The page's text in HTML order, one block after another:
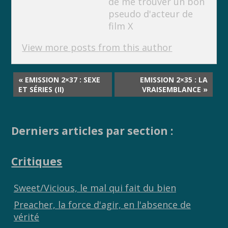
pseudo d'acteur de
film X
View more posts from this author
« EMISSION 2×37 : SEXE
ET SÉRIES (II)
EMISSION 2×35 : LA
VRAISEMBLANCE »
Derniers articles par section :
Critiques
Sweet/Vicious, le mal qui fait du bien
Preacher, la force d'agir, en l'absence de
vérité